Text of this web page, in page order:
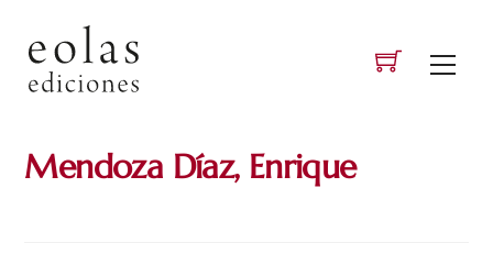
content
Mendoza Díaz, Enrique